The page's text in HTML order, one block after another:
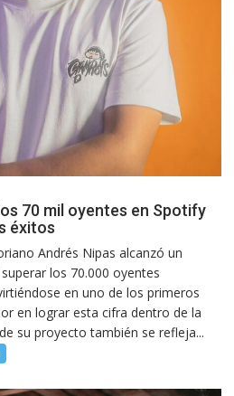
70 mil oyentes en Spotify
éxitos
Andrés Nipas alcanzó un
los 70.000 oyentes
en uno de los primeros
en lograr esta cifra dentro de la
su proyecto también se refleja...